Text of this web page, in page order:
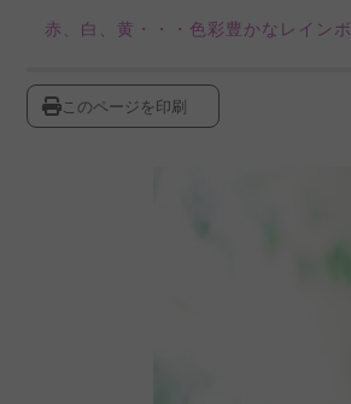
赤、白、黄・・・色彩豊かなレイン
このページを印刷